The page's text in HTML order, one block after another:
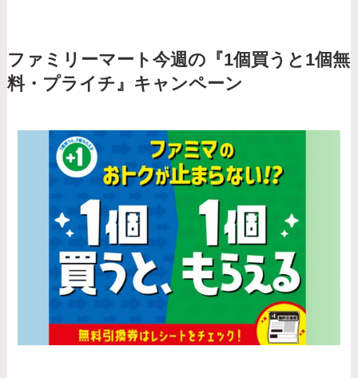
ファミリーマート今週の『1個買うと1個無
料・プライチ』キャンペーン